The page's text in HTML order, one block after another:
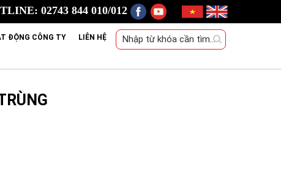
02743 844 010/012
ĐỘNG CÔNG TY LIÊN HỆ